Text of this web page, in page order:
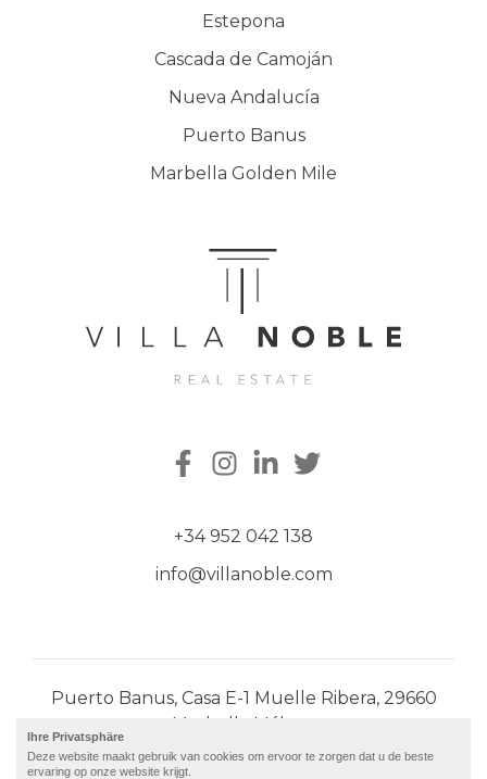
Estepona
Cascada de Camoján
Nueva Andalucía
Puerto Banus
Marbella Golden Mile
+34 952 042 138
info@villanoble.com
Puerto Banus, Casa E-1 Muelle Ribera, 29660
Marbella Málaga
© 2026 · Villa Noble |
Ihre Privatsphäre
Deze website maakt gebruik van cookies om ervoor te zorgen dat u de beste
ervaring op onze website krijgt.